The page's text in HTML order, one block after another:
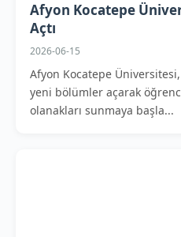
Afyon Kocatepe
Açtı
2026-06-15
Afyon Kocatepe
yeni bölümler açarak
olanakları sunmaya başla...